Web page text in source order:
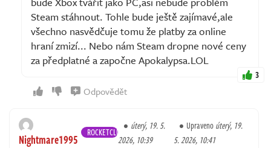
Steam stáhnout. Tohle bude ještě zajímavé,ale
všechno nasvědčuje tomu že platby za online
hraní zmizí... Nebo nám Steam dropne nové ceny
za předplatné a započne Apokalypsa.LOL
3
Odpovědět
Nightmare1995 ROCKETCLUB
úterý, 19. 5.
2026, 10:39
Upravenoúterý, 19.
5. 2026, 10:41